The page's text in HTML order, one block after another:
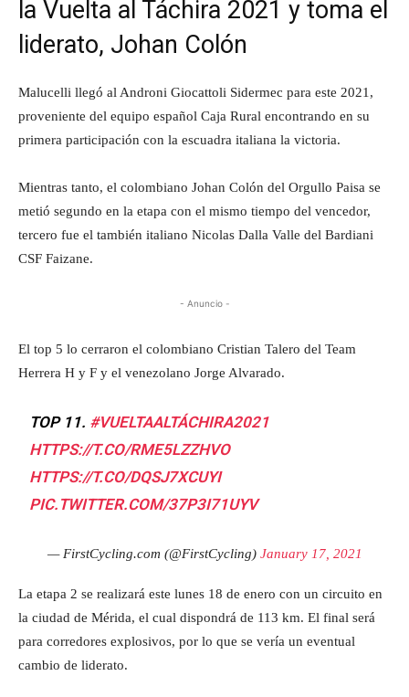
la Vuelta al Táchira 2021 y toma el
liderato, Johan Colón
Malucelli llegó al Androni Giocattoli Sidermec para este 2021,
proveniente del equipo español Caja Rural encontrando en su
primera participación con la escuadra italiana la victoria.
Mientras tanto, el colombiano Johan Colón del Orgullo Paisa se
metió segundo en la etapa con el mismo tiempo del vencedor,
tercero fue el también italiano Nicolas Dalla Valle del Bardiani
CSF Faizane.
- Anuncio -
El top 5 lo cerraron el colombiano Cristian Talero del Team
Herrera H y F y el venezolano Jorge Alvarado.
TOP 11. #VUELTAALTÁCHIRA2021
HTTPS://T.CO/RME5LZZHVO
HTTPS://T.CO/DQSJ7XCUYI
PIC.TWITTER.COM/37P3I71UYV
— FirstCycling.com (@FirstCycling) January 17, 2021
La etapa 2 se realizará este lunes 18 de enero con un circuito en
la ciudad de Mérida, el cual dispondrá de 113 km. El final será
para corredores explosivos, por lo que se vería un eventual
cambio de liderato.